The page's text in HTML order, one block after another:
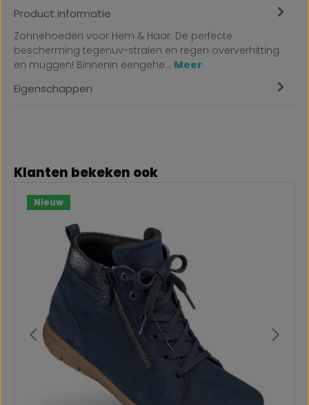
Product informatie
Zonnehoeden voor Hem & Haar. De perfecte
bescherming tegenuv-stralen en regen oververhitting
en muggen! Binnenin eengehe… Meer
Eigenschappen
Productgalerij overslaan
Klanten bekeken ook
Nieuw